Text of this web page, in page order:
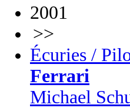
2001
>>
Écuries /
Ferrari
Michael